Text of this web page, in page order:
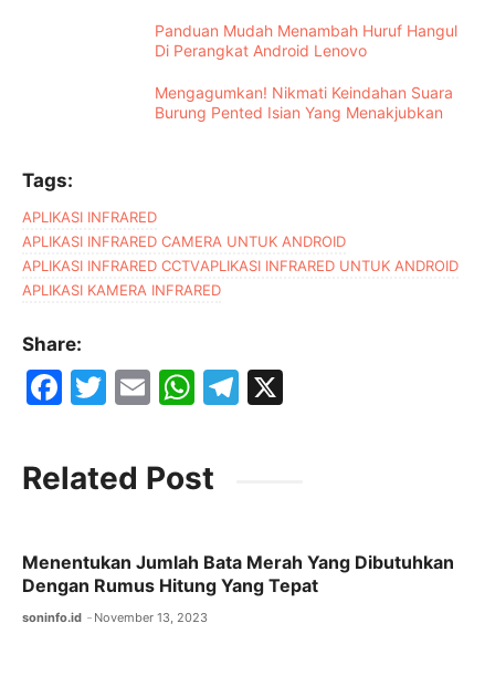
Panduan Mudah Menambah Huruf Hangul
Di Perangkat Android Lenovo
Mengagumkan! Nikmati Keindahan Suara
Burung Pented Isian Yang Menakjubkan
Tags:
APLIKASI INFRARED
APLIKASI INFRARED CAMERA UNTUK ANDROID
APLIKASI INFRARED CCTVAPLIKASI INFRARED UNTUK ANDROID
APLIKASI KAMERA INFRARED
Share:
F
c
e
o
o
k
T
itt
er
E
ai
l
W
at
s
p
p
T
m
Related Post
Menentukan Jumlah Bata Merah Yang Dibutuhkan
Dengan Rumus Hitung Yang Tepat
soninfo.id November 13, 2023